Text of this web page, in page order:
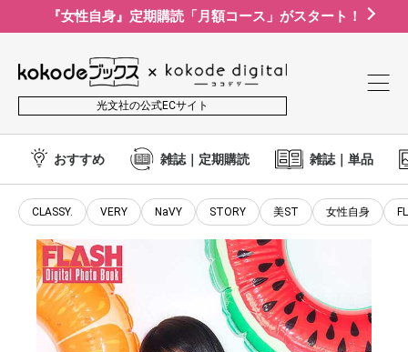
『女性自身』定期購読「月額コース」がスタート！
光文社の公式ECサイト
おすすめ 雑誌｜定期購読 雑誌｜単品
CLASSY. VERY NaVY STORY 美ST 女性自身